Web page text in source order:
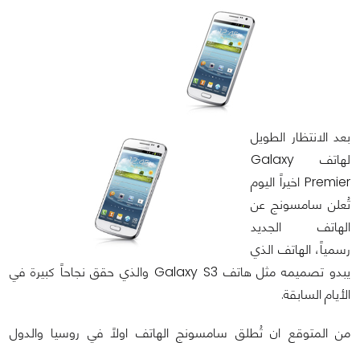
بعد الانتظار الطويل
لهاتف Galaxy
Premier اخيراً اليوم
تُعلن سامسونج عن
الهاتف الجديد
رسمياً، الهاتف الذي
يبدو تصميمه مثل هاتف Galaxy S3 والذي حقق نجاحاً كبيرة في
الأيام السابقة.
من المتوقع ان تُطلق سامسونج الهاتف اولاً في روسيا والدول